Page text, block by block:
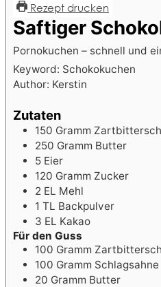
Rezept drucken
Saftiger
Pornokuchen – schnell und
Keyword: Schokokuchen
Author: Kerstin
Zutaten
150 Gramm
250 Gramm Butter
5 Eier
120 Gramm Zucker
2 EL Mehl
1 TL Backpulver
3 EL Kakao
Für den Guss
100 Gramm
100 Gramm Schlagsahne
20 Gramm Butter